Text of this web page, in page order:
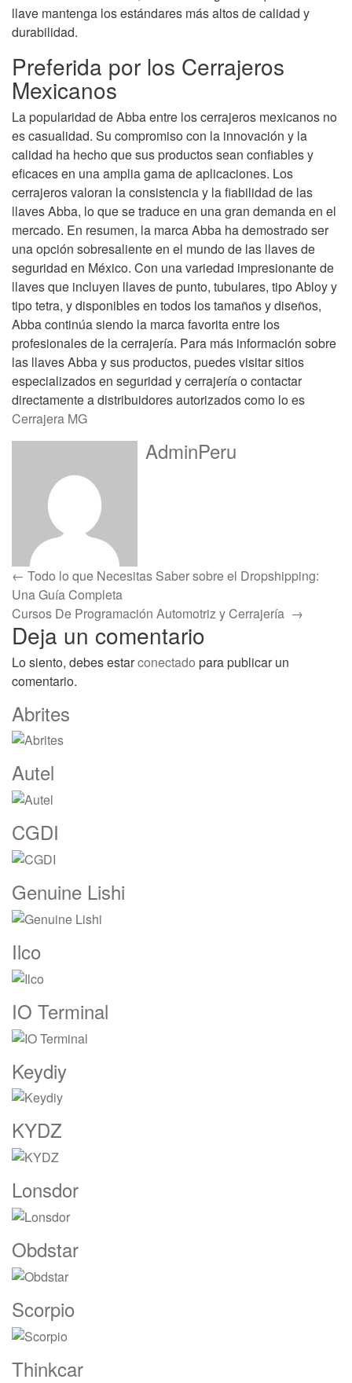
llave mantenga los estándares más altos de calidad y
durabilidad.
Preferida por los Cerrajeros
Mexicanos
La popularidad de Abba entre los cerrajeros mexicanos no
es casualidad. Su compromiso con la innovación y la
calidad ha hecho que sus productos sean confiables y
eficaces en una amplia gama de aplicaciones. Los
cerrajeros valoran la consistencia y la fiabilidad de las
llaves Abba, lo que se traduce en una gran demanda en el
mercado. En resumen, la marca Abba ha demostrado ser
una opción sobresaliente en el mundo de las llaves de
seguridad en México. Con una variedad impresionante de
llaves que incluyen llaves de punto, tubulares, tipo Abloy y
tipo tetra, y disponibles en todos los tamaños y diseños,
Abba continúa siendo la marca favorita entre los
profesionales de la cerrajería. Para más información sobre
las llaves Abba y sus productos, puedes visitar sitios
especializados en seguridad y cerrajería o contactar
directamente a distribuidores autorizados como lo es
Cerrajera MG
AdminPeru
Navegación
de
entradas
← Todo lo que Necesitas Saber sobre el Dropshipping:
Una Guía Completa
Cursos De Programación Automotriz y Cerrajería →
Deja un comentario
Lo siento, debes estarconectado para publicar un
comentario.
Marcas
De
Carrusel
Abrites
Autel
CGDI
Genuine Lishi
Ilco
IO Terminal
Keydiy
KYDZ
Lonsdor
Obdstar
Scorpio
Thinkcar